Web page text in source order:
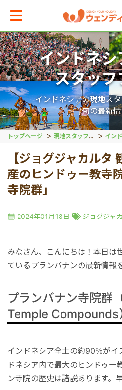
トップページ 現地スタッフブログ イン
インドネシ
スタッフ
インドネシアの現地ス
旬の最新
【ジョグジャカルタ
産のヒンドゥー教寺
寺院群」
2024年01月18日 ジョグジャ
みなさん、こんにちは！本日は
ているプランバナンの最新情報
プランバナン寺院群
Temple Compounds
インドネシア全土の約90％がイ
ドネシア内で最大のヒンドゥー
ン寺院の歴史は諸説あります。
メインメニューへ戻る
マから現地ツアーを探す
系
ツアー
VIPアシスト
送迎
ターンシップ
遺産
ャーター
メインメニューへ戻る
アからお役立ち情報を探す
ドネシア
ナム
ーシア
ガポール